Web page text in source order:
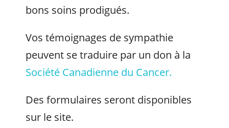
bons soins prodigués.
Vos témoignages de sympathie
peuvent se traduire par un don à la
Société Canadienne du Cancer.
Des formulaires seront disponibles
sur le site.